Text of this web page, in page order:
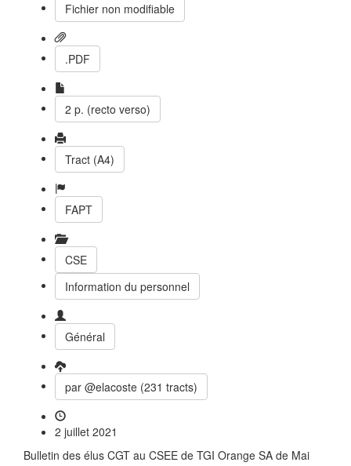
Fichier non modifiable
.PDF
2 p. (recto verso)
Tract (A4)
FAPT
CSE
Information du personnel
Général
par @elacoste (231 tracts)
2 juillet 2021
Bulletin des élus CGT au CSEE de TGI Orange SA de Mai